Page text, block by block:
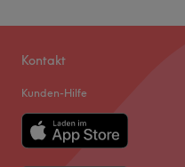
Kontakt
Kunden-Hilfe